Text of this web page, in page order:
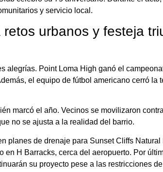
y servicio local.
urbanos y festeja
alegrías. Point Loma High ganó el
el equipo de fútbol americano cerró la
marcó el año. Vecinos se movilizaron
no se ajusta a la realidad del barrio.
planes de drenaje para Sunset Cliffs Natural
en H Barracks, cerca del aeropuerto. Por
su proyecto pese a las restricciones